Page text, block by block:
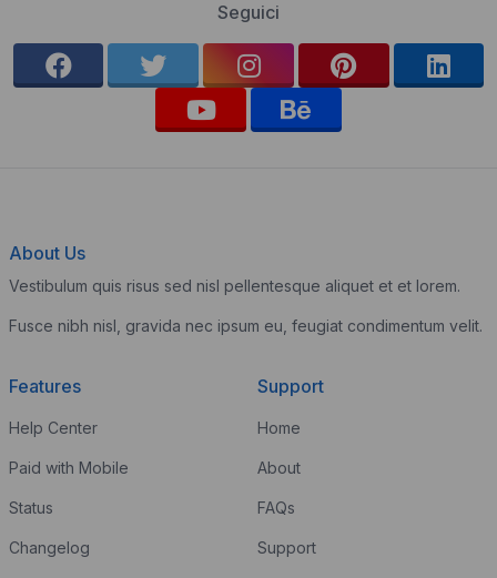
Seguici
About Us
Vestibulum quis risus sed nisl pellentesque aliquet et et lorem.
Fusce nibh nisl, gravida nec ipsum eu, feugiat condimentum velit.
Features
Help Center
Paid with Mobile
Status
Changelog
Support
Home
About
FAQs
Support